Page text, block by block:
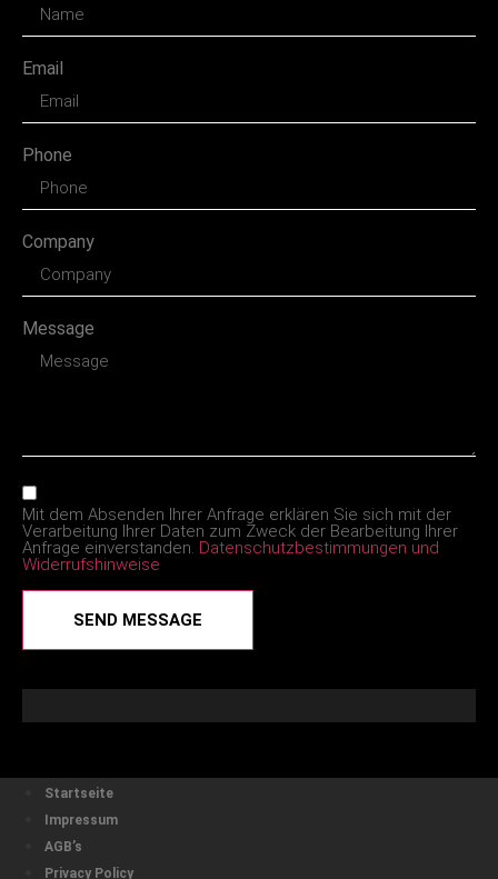
Email
Phone
Company
Message
Mit dem Absenden Ihrer Anfrage erklären Sie sich mit der
Verarbeitung Ihrer Daten zum Zweck der Bearbeitung Ihrer
Anfrage einverstanden. Datenschutzbestimmungen und
Widerrufshinweise
SEND MESSAGE
Startseite
Impressum
AGB’s
Privacy Policy